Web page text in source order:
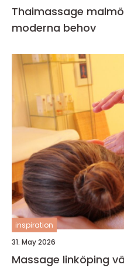
Thaimassage malmö traditionell kunskap för
moderna behov
inspiration
31. May 2026
Massage linköping vägen till mindre värk och